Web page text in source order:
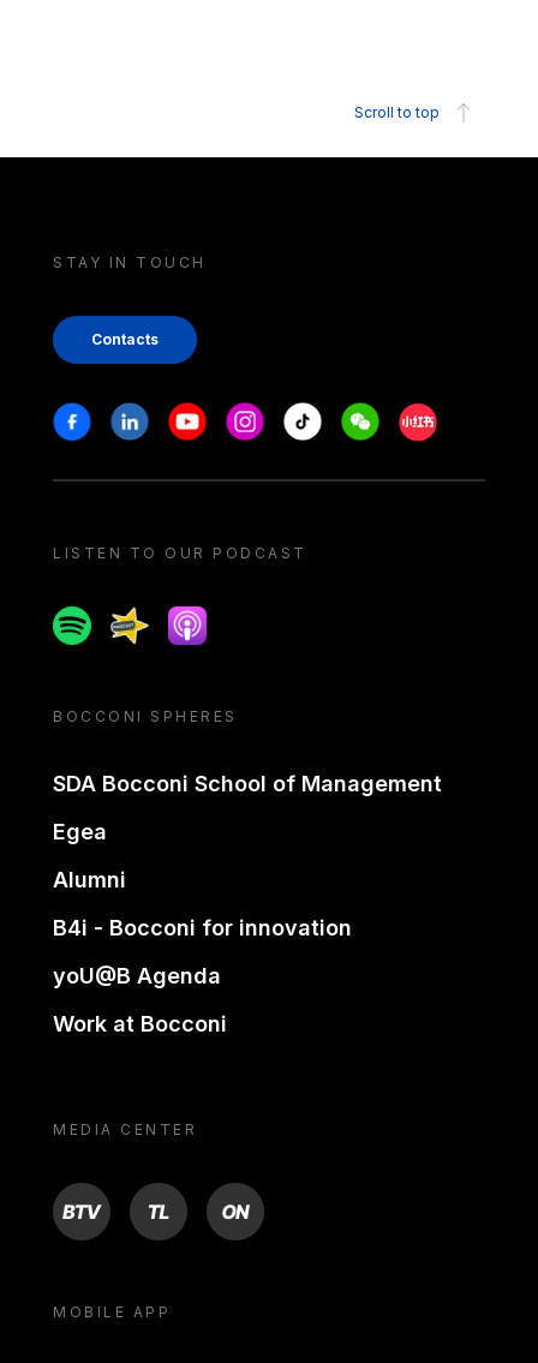
Scroll to top
STAY IN TOUCH
Contacts
Stay in touch
FacebookLinkedinYoutubeInstagram
Tiktok WeechatXiaohongshu/
LISTEN TO OUR PODCAST
SpotifySpreakerApple podcast
BOCCONI SPHERES
SDA Bocconi School of Management
Egea
Alumni
B4i - Bocconi for innovation
yoU@B Agenda
Work at Bocconi
MEDIA CENTER
BTV TL ON
MOBILE APP